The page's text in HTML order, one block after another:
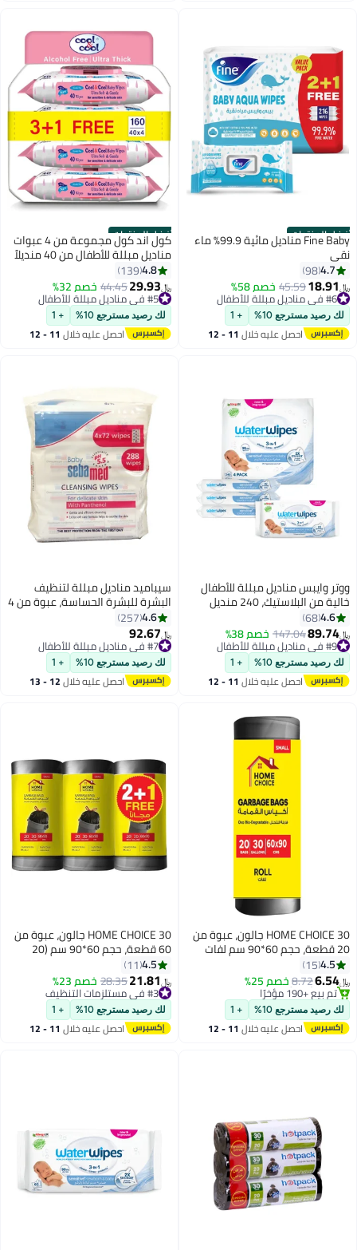
أفضل المنتجات Fine Baby مناديل مائية 99.9% ماء
نقي
4.7
98
﷼‏ 18.91
45.59خصم 58% #6 في مناديل مبللة للأطفال
أقل سعر في 30 يوم
#6 في مناديل مبللة للأطفال
لك رصيد مسترجع 10% + 1
احصل عليه خلال 11 - 12
أفضل المنتجات كول اند كول مجموعة من 4 عبوات
مناديل مبللة للأطفال من 40 منديلاً
4.8
139
﷼‏29.93
44.45خصم 32%
#5 في مناديل مبللة للأطفال
#5 في مناديل مبللة للأطفال
لك رصيد مسترجع 10% + 1
احصل عليه خلال 11 - 12
ووتر وايبس مناديل مبللة للأطفال
خالية من البلاستيك، 240 منديل
مبللة، 99.9% مائية وغير معطرة
للبشرة الحساسة، عبوة من 4 قطع
4.6
68
﷼‏89.74
147.04خصم 38%
#9 في مناديل مبللة للأطفال
#9 في مناديل مبللة للأطفال
لك رصيد مسترجع 10% + 1
احصل عليه خلال 11 - 12
سيباميد مناديل مبللة لتنظيف
البشرة للبشرة الحساسة، عبوة من 4
قطع، 72x4، 288 قطعة
4.6
257
﷼‏92.67
#7 في مناديل مبللة للأطفال
بتخلّص بسرعة
#7 في مناديل مبللة للأطفال
لك رصيد مسترجع 10% + 1
احصل عليه خلال 12 - 13
HOME CHOICE 30 جالون، عبوة من
20 قطعة، حجم 60*90 سم لفات
أكياس القمامة، قابلة للتحلل،
بطانات سلة المهملات
4.5
15
﷼‏6.54
8.72خصم 25%
#7 في مستلزمات التنظيف
بتخلّص بسرعة
تم بيع +190 مؤخرًا
#7 في مستلزمات التنظيف
لك رصيد مسترجع 10% + 1
احصل عليه خلال 11 - 12
HOME CHOICE 30 جالون، عبوة من
60 قطعة، حجم 60*90 سم (20
كيس قمامة × 3 لفات)، أكياس
قمامة قابلة للتحلل البيولوجي،
بطانات سلة المهملات
4.5
11
﷼‏ 21.81
28.35خصم 23% #3 في مستلزمات التنظيف
تم بيع +160 مؤخرًا
#3 في مستلزمات التنظيف
لك رصيد مسترجع 10% + 1
احصل عليه خلال 11 - 12